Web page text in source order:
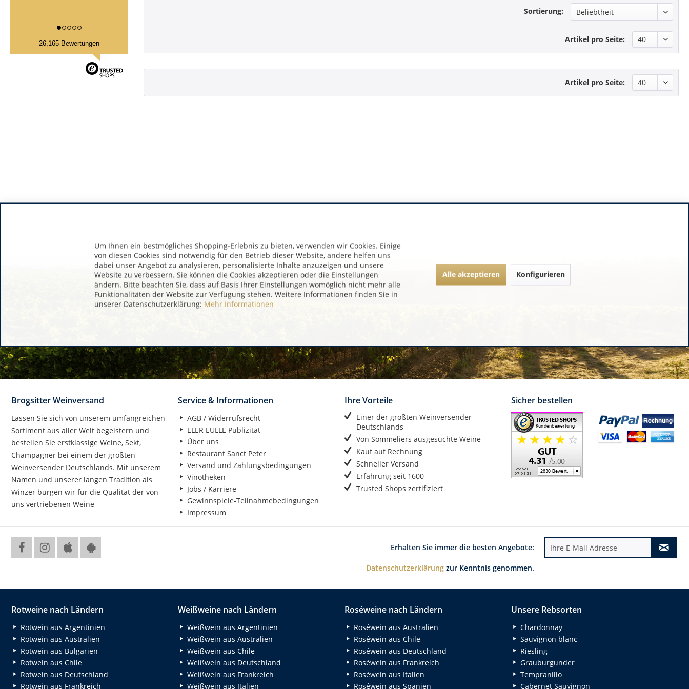
26,165 Bewertungen
Sortierung:
Artikel pro Seite:
Artikel pro Seite:
Brogsitter Weinversand
Lassen Sie sich von unserem umfangreichen
Sortiment aus aller Welt begeistern und
bestellen Sie erstklassige Weine, Sekt,
Champagner bei einem der größten
Weinversender Deutschlands. Mit unserem
Namen und unserer langen Tradition als
Winzer bürgen wir für die Qualität der von
uns vertriebenen Weine
Service & Informationen
AGB / Widerrufsrecht
ELER EULLE Publizität
Über uns
Restaurant Sanct Peter
Versand und Zahlungsbedingungen
Vinotheken
Jobs / Karriere
Gewinnspiele-Teilnahmebedingungen
Impressum
Ihre Vorteile
Einer der größten Weinversender
Deutschlands
Von Sommeliers ausgesuchte Weine
Kauf auf Rechnung
Schneller Versand
Erfahrung seit 1600
Trusted Shops zertifiziert
Sicher bestellen
Erhalten Sie immer die besten Angebote:
Datenschutzerklärung zur Kenntnis genommen.
Rotweine nach Ländern
Rotwein aus Argentinien
Rotwein aus Australien
Rotwein aus Bulgarien
Rotwein aus Chile
Rotwein aus Deutschland
Rotwein aus Frankreich
Weißweine nach Ländern
Weißwein aus Argentinien
Weißwein aus Australien
Weißwein aus Chile
Weißwein aus Deutschland
Weißwein aus Frankreich
Weißwein aus Italien
Roséweine nach Ländern
Roséwein aus Australien
Roséwein aus Chile
Roséwein aus Deutschland
Roséwein aus Frankreich
Roséwein aus Italien
Roséwein aus Spanien
Unsere Rebsorten
Chardonnay
Sauvignon blanc
Riesling
Grauburgunder
Tempranillo
Cabernet Sauvignon
Um Ihnen ein bestmögliches Shopping-Erlebnis zu bieten, verwenden wir Cookies. Einige
von diesen Cookies sind notwendig für den Betrieb dieser Website, andere helfen uns
dabei unser Angebot zu analysieren, personalisierte Inhalte anzuzeigen und unsere
Website zu verbessern. Sie können die Cookies akzeptieren oder die Einstellungen
ändern. Bitte beachten Sie, dass auf Basis Ihrer Einstellungen womöglich nicht mehr alle
Funktionalitäten der Website zur Verfügung stehen. Weitere Informationen finden Sie in
unserer Datenschutzerklärung: Mehr Informationen
Alle akzeptieren Konfigurieren